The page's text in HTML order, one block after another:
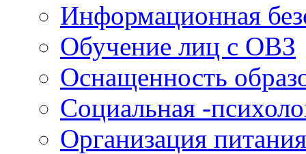
Информационная
Обучение лиц с ОВЗ
Оснащенность
Социальная -
Организация